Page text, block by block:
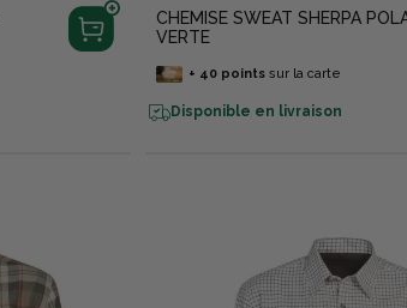
CHEMISE SWEAT SHERPA
VERTE
+ 40pointssur la carte
Disponible en livraison